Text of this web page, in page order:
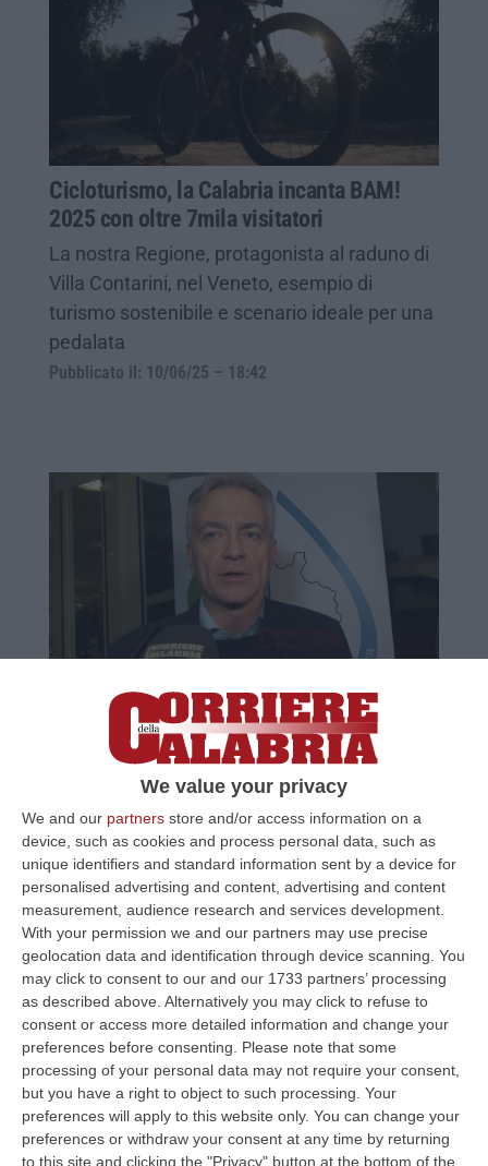
We value your privacy
We and our partners store and/or access information on a
device, such as cookies and process personal data, such as
unique identifiers and standard information sent by a device for
personalised advertising and content, advertising and content
measurement, audience research and services development.
With your permission we and our partners may use precise
geolocation data and identification through device scanning. You
may click to consent to our and our 1733 partners’ processing
as described above. Alternatively you may click to refuse to
consent or access more detailed information and change your
preferences before consenting.
Please note that some
processing of your personal data may not require your consent,
but you have a right to object to such processing. Your
preferences will apply to this website only. You can change your
preferences or withdraw your consent at any time by returning
to this site and clicking the "Privacy" button at the bottom of the
Cicloturismo, la Calabria incanta BAM!
2025 con oltre 7mila visitatori
La nostra Regione, protagonista al raduno di
Villa Contarini, nel Veneto, esempio di
turismo sostenibile e scenario ideale per una
pedalata
Pubblicato il: 10/06/25 – 18:42
La Regione Calabria punta sulle Green
Communities
Emanato specifico avviso pubblico per la
realizzazione di piani di sviluppo
Pubblicato il: 25/02/25 – 13:33
Paesaggio e acqua, ricchezze della